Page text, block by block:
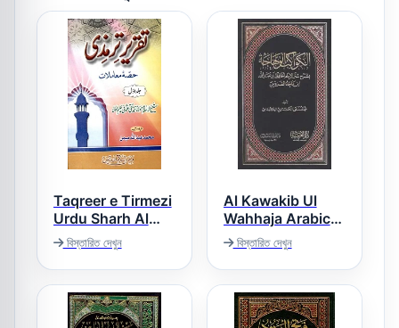
Taqreer e Tirmezi
Urdu Sharh Al
Tirmizi Moamlaat
تقریر ترمذی حصہ
معاملات
বিস্তারিত দেখুন
Al Kawakib Ul
Wahhaja Arabic
Sharh Ibn e Majah
الکواکب الوھاجۃ
عربی شرح ابن ماجہ
বিস্তারিত দেখুন